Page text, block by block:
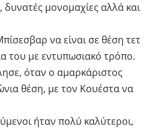
μονομαχίες αλλά και
να είναι σε θέση τετ
του με εντυπωσιακό τρόπο.
όταν ο αμαρκάριστος
θέση, με τον Κουέστα να
ήταν πολύ καλύτεροι,